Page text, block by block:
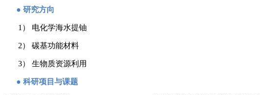
● 研究方向
1） 电化学海水提铀
2） 碳基功能材料
3） 生物质资源利用
● 科研项目与课题